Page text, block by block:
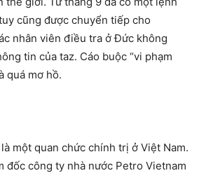
cũng được chuyển tiếp cho
nhân viên điều tra ở Đức không
tin của taz. Cáo buộc “vi phạm
quá mơ hồ.
một quan chức chính trị ở Việt Nam.
đốc công ty nhà nước Petro Vietnam